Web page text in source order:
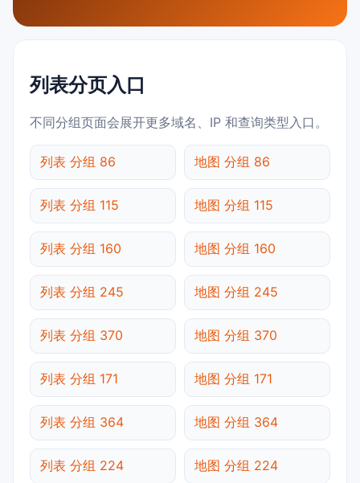
列表分页入口
不同分组页面会展开更多域名、IP 和查询类型入口。
列表 分组 86 地图 分组 86
列表 分组 115 地图 分组 115
列表 分组 160 地图 分组 160
列表 分组 245 地图 分组 245
列表 分组 370 地图 分组 370
列表 分组 171 地图 分组 171
列表 分组 364 地图 分组 364
列表 分组 224 地图 分组 224